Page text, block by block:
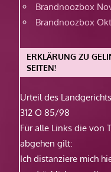
Brandnoozbox
Brandnoozbox
ERKLÄRUNG ZU
SEITEN!
Urteil des
312 O 85/98
Für alle Links die von
abgehen gilt:
Ich distanziere mich